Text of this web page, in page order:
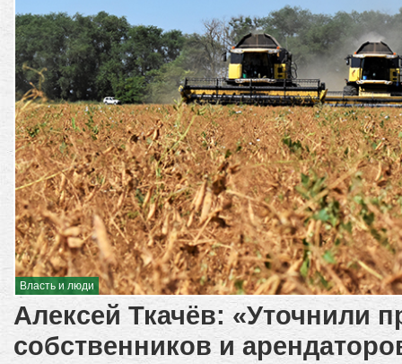
Власть и люди
Алексей Ткачёв: «Уточнили
собственников и